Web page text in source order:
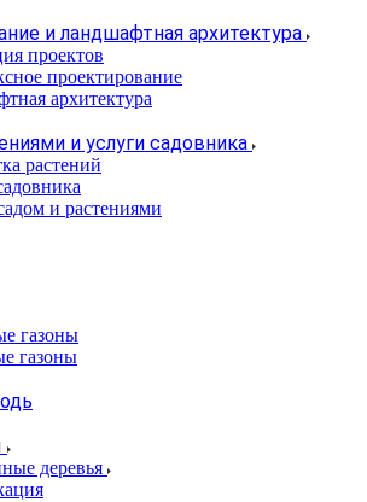
и ландшафтная архитектура
проектов
проектирование
архитектура
и услуги садовника
растений
и растениями
газоны
газоны
деревья